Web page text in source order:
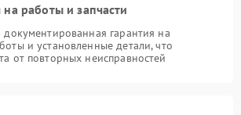
на работы и запчасти
документированная гарантия на
и установленные детали, что
от повторных неисправностей